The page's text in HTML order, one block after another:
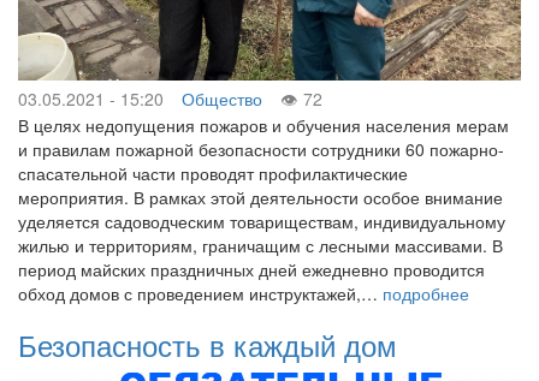
03.05.2021 - 15:20 Общество
72
В целях недопущения пожаров и обучения населения мерам
и правилам пожарной безопасности сотрудники 60 пожарно-
спасательной части проводят профилактические
мероприятия. В рамках этой деятельности особое внимание
уделяется садоводческим товариществам, индивидуальному
жилью и территориям, граничащим с лесными массивами. В
период майских праздничных дней ежедневно проводится
обход домов с проведением инструктажей,… подробнее
Безопасность в каждый дом